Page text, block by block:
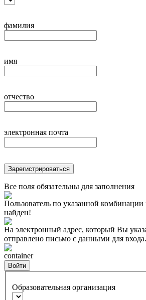
фамилия
имя
отчество
электронная почта
Зарегистрироваться
Все поля обязательны для заполнения
Пользователь по указанной комбинации
найден!
На электронный адрес, который Вы
отправлено письмо с данными для входа.
container
Войти
Образовательная организация